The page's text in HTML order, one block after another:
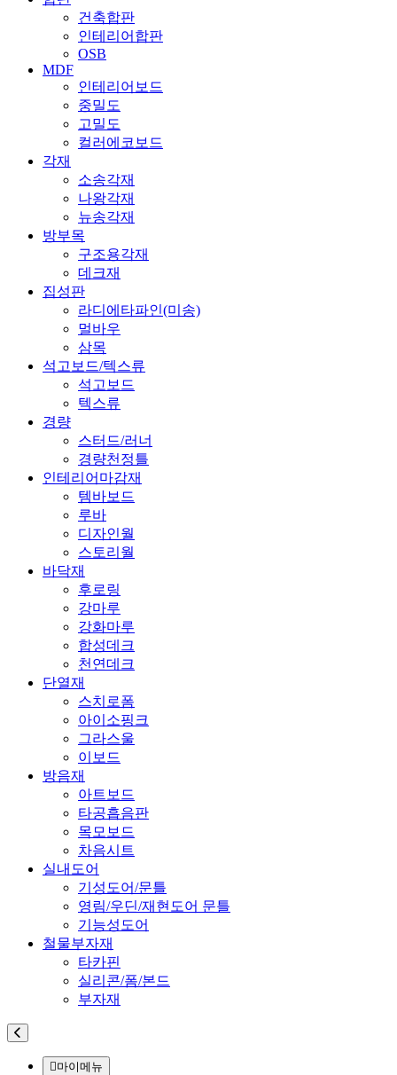
건축합판
인테리어합판
OSB
MDF
인테리어보드
중밀도
고밀도
컬러에코보드
각재
소송각재
나왕각재
뉴송각재
방부목
구조용각재
데크재
집성판
라디에타파인(미송)
멀바우
삼목
석고보드/텍스류
석고보드
텍스류
경량
스터드/러너
경량천정틀
인테리어마감재
템바보드
루바
디자인월
스토리월
바닥재
후로링
강마루
강화마루
합성데크
천연데크
단열재
스치로폼
아이소핑크
그라스울
이보드
방음재
아트보드
타공흡음판
목모보드
차음시트
실내도어
기성도어/문틀
영림/우딘/재현도어 문틀
기능성도어
철물부자재
타카핀
실리콘/폼/본드
부자재
마이메뉴